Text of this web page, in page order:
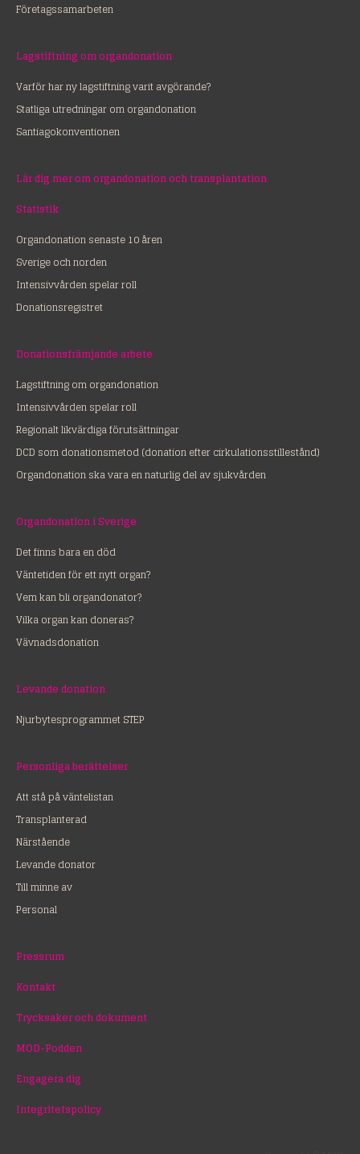
Företagssamarbeten
Lagstiftning om organdonation
Varför har ny lagstiftning varit avgörande?
Statliga utredningar om organdonation
Santiagokonventionen
Lär dig mer om organdonation och transplantation
Statistik
Organdonation senaste 10 åren
Sverige och norden
Intensivvården spelar roll
Donationsregistret
Donationsfrämjande arbete
Lagstiftning om organdonation
Intensivvården spelar roll
Regionalt likvärdiga förutsättningar
DCD som donationsmetod (donation efter cirkulationsstillestånd)
Organdonation ska vara en naturlig del av sjukvården
Organdonation i Sverige
Det finns bara en död
Väntetiden för ett nytt organ?
Vem kan bli organdonator?
Vilka organ kan doneras?
Vävnadsdonation
Levande donation
Njurbytesprogrammet STEP
Personliga berättelser
Att stå på väntelistan
Transplanterad
Närstående
Levande donator
Till minne av
Personal
Pressrum
Kontakt
Trycksaker och dokument
MOD-Podden
Engagera dig
Integritetspolicy